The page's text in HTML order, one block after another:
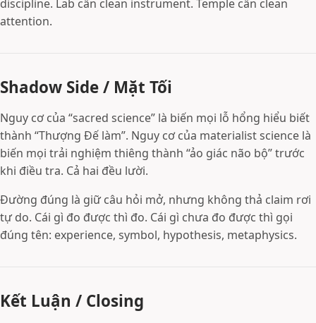
discipline. Lab cần clean instrument. Temple cần clean
attention.
Shadow Side / Mặt Tối
Nguy cơ của “sacred science” là biến mọi lỗ hổng hiểu biết
thành “Thượng Đế làm”. Nguy cơ của materialist science là
biến mọi trải nghiệm thiêng thành “ảo giác não bộ” trước
khi điều tra. Cả hai đều lười.
Đường đúng là giữ câu hỏi mở, nhưng không thả claim rơi
tự do. Cái gì đo được thì đo. Cái gì chưa đo được thì gọi
đúng tên: experience, symbol, hypothesis, metaphysics.
Kết Luận / Closing